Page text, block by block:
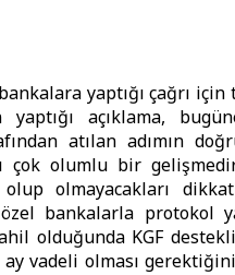
yaptığı çağrı
yaptığı açıklama,
atılan adımın
çok olumlu bir
olmayacakları
bankalarla protokol
olduğunda KGF
vadeli olması